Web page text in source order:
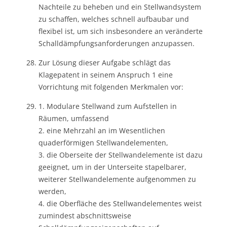
Nachteile zu beheben und ein Stellwandsystem
zu schaffen, welches schnell aufbaubar und
flexibel ist, um sich insbesondere an veränderte
Schalldämpfungsanforderungen anzupassen.
Zur Lösung dieser Aufgabe schlägt das
Klagepatent in seinem Anspruch 1 eine
Vorrichtung mit folgenden Merkmalen vor:
1. Modulare Stellwand zum Aufstellen in
Räumen, umfassend
2. eine Mehrzahl an im Wesentlichen
quaderförmigen Stellwandelementen,
3. die Oberseite der Stellwandelemente ist dazu
geeignet, um in der Unterseite stapelbarer,
weiterer Stellwandelemente aufgenommen zu
werden,
4. die Oberfläche des Stellwandelementes weist
zumindest abschnittsweise